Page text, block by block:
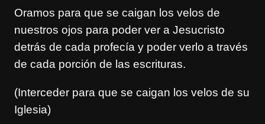
Oramos para que se caigan los velos de
nuestros ojos para poder ver a Jesucristo
detrás de cada profecía y poder verlo a través
de cada porción de las escrituras.
(Interceder para que se caigan los velos de su
Iglesia)